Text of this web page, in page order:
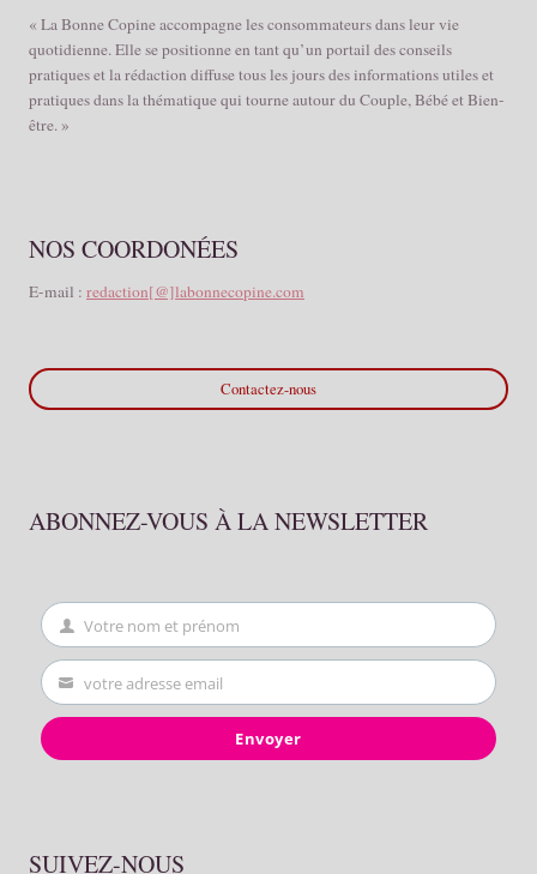
« La Bonne Copine accompagne les consommateurs dans leur vie
quotidienne. Elle se positionne en tant qu’un portail des conseils
pratiques et la rédaction diffuse tous les jours des informations utiles et
pratiques dans la thématique qui tourne autour du Couple, Bébé et Bien-
être. »
NOS COORDONÉES
E-mail : redaction[@]labonnecopine.com
Contactez-nous
ABONNEZ-VOUS À LA NEWSLETTER
First
Name
Votre nom et prénom
Your
email
votre adresse email
Envoyer
SUIVEZ-NOUS